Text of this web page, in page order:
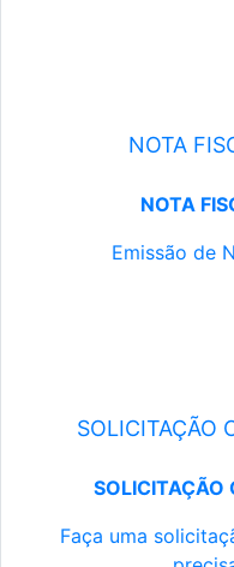
NOTA
NOTA
Emissão de
SOLICITAÇÃO
SOLICITAÇÃO
Faça uma